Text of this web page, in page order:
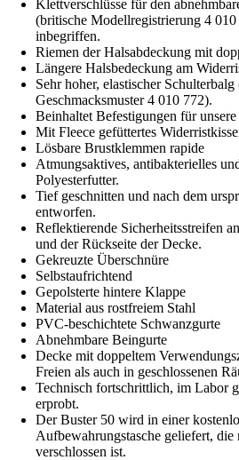
Klettverschlüsse für den
(britische Modellregistrierung 4
inbegriffen.
Riemen der Halsabdeckung mit
Längere Halsbedeckung am
Sehr hoher, elastischer Schulterbalg
Geschmacksmuster 4 010 772).
Beinhaltet Befestigungen für
Mit Fleece gefüttertes
Lösbare Brustklemmen rapide
Atmungsaktives, antibakterielles
Polyesterfutter.
Tief geschnitten und nach dem
entworfen.
Reflektierende Sicherheitsstreifen
und der Rückseite der Decke.
Gekreuzte Überschnüre
Selbstaufrichtend
Gepolsterte hintere Klappe
Material aus rostfreiem Stahl
PVC-beschichtete Schwanzgurte
Abnehmbare Beingurte
Decke mit doppeltem
Freien als auch in geschlossenen
Technisch fortschrittlich, im Labor
erprobt.
Der Buster 50 wird in einer
Aufbewahrungstasche geliefert,
verschlossen ist.